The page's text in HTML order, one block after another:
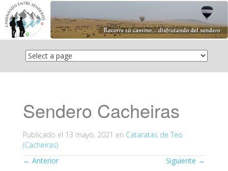
Saltar
contenido
Sendero Cacheiras
Publicado el 13 mayo, 2021 en Cataratas de Teo
(Cacheiras)
← Anterior Siguiente →